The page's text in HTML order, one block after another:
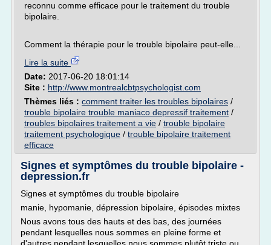
reconnu comme efficace pour le traitement du trouble
bipolaire.
Comment la thérapie pour le trouble bipolaire peut-elle...
Lire la suite
Date: 2017-06-20 18:01:14
Site : http://www.montrealcbtpsychologist.com
Thèmes liés : comment traiter les troubles bipolaires /
trouble bipolaire trouble maniaco depressif traitement /
troubles bipolaires traitement a vie / trouble bipolaire
traitement psychologique / trouble bipolaire traitement
efficace
Signes et symptômes du trouble bipolaire -
depression.fr
Signes et symptômes du trouble bipolaire
manie, hypomanie, dépression bipolaire, épisodes mixtes
Nous avons tous des hauts et des bas, des journées
pendant lesquelles nous sommes en pleine forme et